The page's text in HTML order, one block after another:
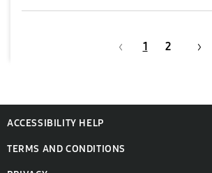
1 2
ACCESSIBILITY HELP
TERMS AND CONDITIONS